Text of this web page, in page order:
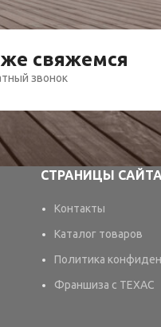
свяжемся
звонок
СТРАНИЦЫ САЙТА
Контакты
Каталог товаров
Политика
Франшиза с TEXAC